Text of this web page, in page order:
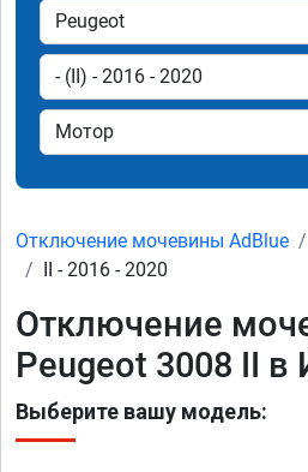
Отключение мочевины AdBlue
II - 2016 - 2020
Отключение
Peugeot 3008 II в
Выберите вашу модель: